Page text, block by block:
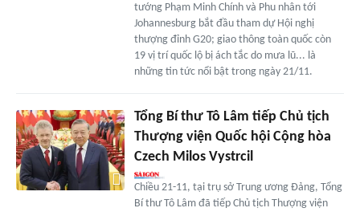
tướng Phạm Minh Chính và Phu nhân tới
Johannesburg bắt đầu tham dự Hội nghị
thượng đỉnh G20; giao thông toàn quốc còn
19 vị trí quốc lộ bị ách tắc do mưa lũ... là
những tin tức nổi bật trong ngày 21/11.
Tổng Bí thư Tô Lâm tiếp Chủ tịch
Thượng viện Quốc hội Cộng hòa
Czech Milos Vystrcil
Chiều 21-11, tại trụ sở Trung ương Đảng, Tổng
Bí thư Tô Lâm đã tiếp Chủ tịch Thượng viện